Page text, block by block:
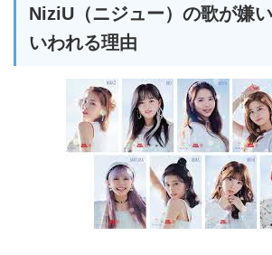
NiziU（ニジュー）の歌が嫌
いわれる理由